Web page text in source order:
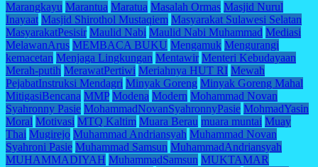
Marangkayu Marantua Maratua Masalah Ormas Masjid Nurul
Inayaat Masjid Shirothol Mustaqiem Masyarakat Sulawesi Selatan
MasyarakatPesisir Maulid Nabi Maulid Nabi Muhammad Mediasi
MelawanArus MEMBACA BUKU Mengamuk Mengurangi
kemacetan Menjaga Lingkungan Mentawir Menteri Kebudayaan
Merah-putih MerawatPertiwi Meriahnya HUT RI Mewah
PejabatInstruksi Mendagri Minyak Goreng Minyak Goreng Mahal
MitigasiBencana MMP Modena Modern Mohammad Novan
Syahronny Pasie MohammadNovanSyahronnyPasie MohmadYasin
Moral Motivasi MTQ Kaltim Muara Berau muara muntai Muay
Thai Mugirejo Muhammad Andriansyah Muhammad Novan
Syahroni Pasie Muhammad Samsun MuhammadAndriansyah
MUHAMMADIYAH MuhammadSamsun MUKTAMAR